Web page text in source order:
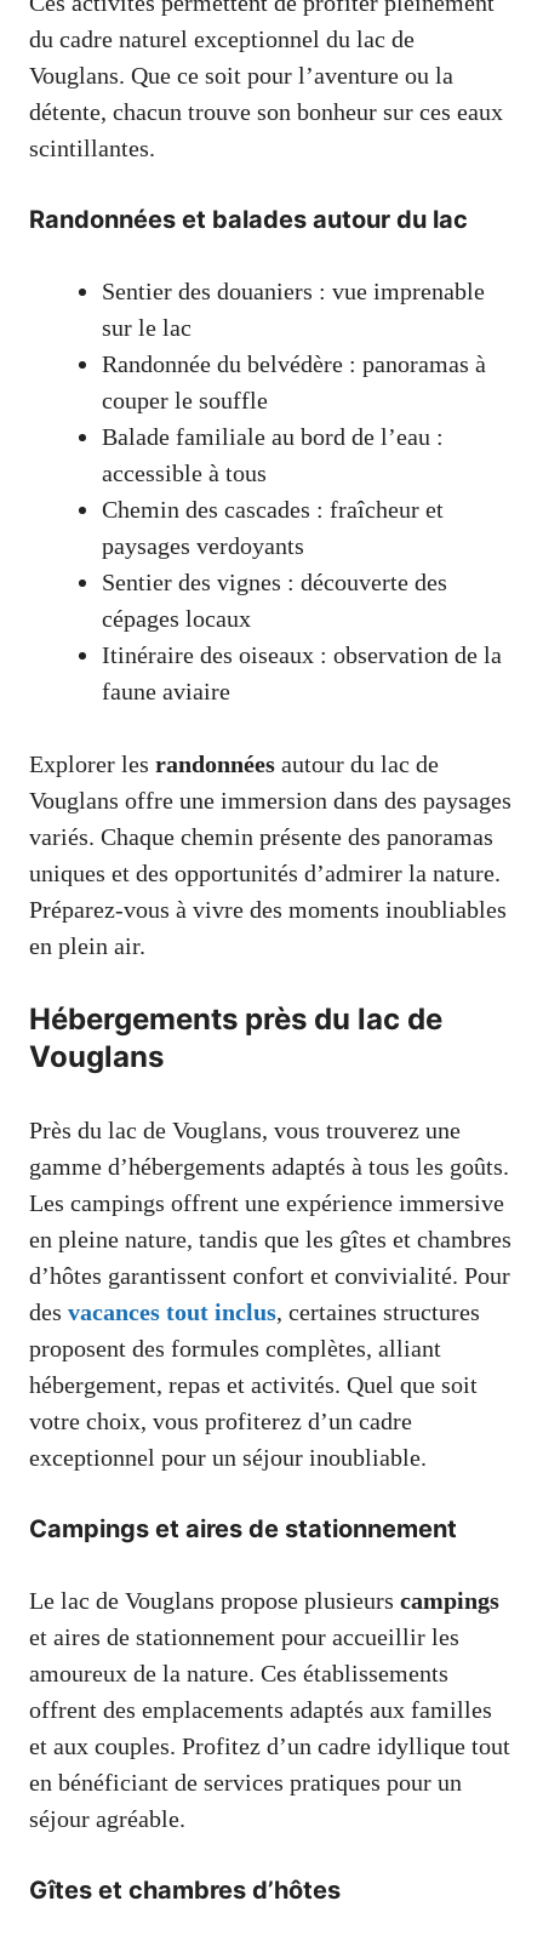
du cadre naturel exceptionnel du lac de
Vouglans. Que ce soit pour l’aventure ou la
détente, chacun trouve son bonheur sur ces eaux
scintillantes.
Randonnées et balades autour du lac
Sentier des douaniers : vue imprenable
sur le lac
Randonnée du belvédère : panoramas à
couper le souffle
Balade familiale au bord de l’eau :
accessible à tous
Chemin des cascades : fraîcheur et
paysages verdoyants
Sentier des vignes : découverte des
cépages locaux
Itinéraire des oiseaux : observation de la
faune aviaire
Explorer les randonnées autour du lac de
Vouglans offre une immersion dans des paysages
variés. Chaque chemin présente des panoramas
uniques et des opportunités d’admirer la nature.
Préparez-vous à vivre des moments inoubliables
en plein air.
Hébergements près du lac de
Vouglans
Près du lac de Vouglans, vous trouverez une
gamme d’hébergements adaptés à tous les goûts.
Les campings offrent une expérience immersive
en pleine nature, tandis que les gîtes et chambres
d’hôtes garantissent confort et convivialité. Pour
des vacances tout inclus, certaines structures
proposent des formules complètes, alliant
hébergement, repas et activités. Quel que soit
votre choix, vous profiterez d’un cadre
exceptionnel pour un séjour inoubliable.
Campings et aires de stationnement
Le lac de Vouglans propose plusieurs campings
et aires de stationnement pour accueillir les
amoureux de la nature. Ces établissements
offrent des emplacements adaptés aux familles
et aux couples. Profitez d’un cadre idyllique tout
en bénéficiant de services pratiques pour un
séjour agréable.
Gîtes et chambres d’hôtes